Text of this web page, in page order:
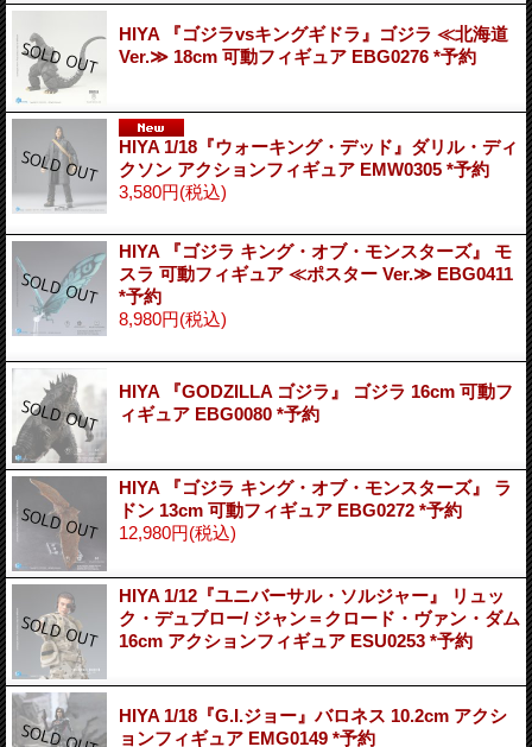
HIYA 『ゴジラvsキングギドラ』ゴジラ ≪北海道
Ver.≫ 18cm 可動フィギュア EBG0276 *予約
HIYA 1/18『ウォーキング・デッド』ダリル・ディ
クソン アクションフィギュア EMW0305 *予約
3,580円(税込)
HIYA 『ゴジラ キング・オブ・モンスターズ』 モ
スラ 可動フィギュア ≪ポスター Ver.≫ EBG0411
*予約
8,980円(税込)
HIYA 『GODZILLA ゴジラ』 ゴジラ 16cm 可動フ
ィギュア EBG0080 *予約
HIYA 『ゴジラ キング・オブ・モンスターズ』 ラ
ドン 13cm 可動フィギュア EBG0272 *予約
12,980円(税込)
HIYA 1/12『ユニバーサル・ソルジャー』 リュッ
ク・デュブロー/ ジャン＝クロード・ヴァン・ダム
16cm アクションフィギュア ESU0253 *予約
HIYA 1/18『G.I.ジョー』バロネス 10.2cm アクシ
ョンフィギュア EMG0149 *予約